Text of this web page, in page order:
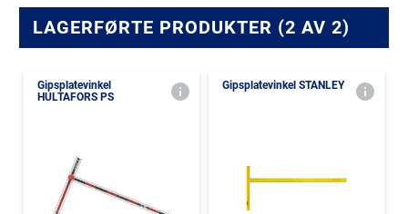
LAGERFØRTE PRODUKTER (2 AV 2)
Gipsplatevinkel
HULTAFORS PS
Gipsplatevinkel STANLEY